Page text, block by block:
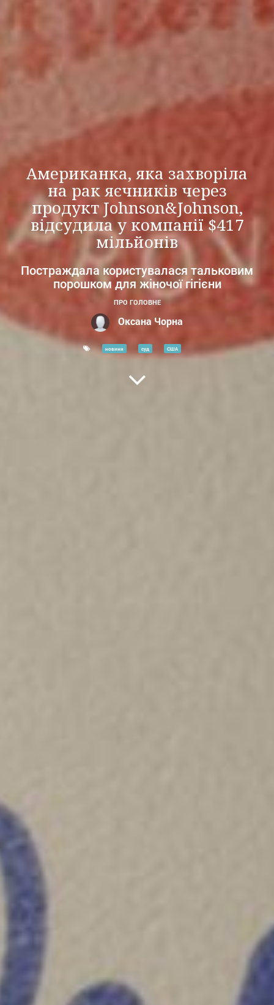
Американка, яка захворіла
на рак яєчників через
продукт Johnson&Johnson,
відсудила у компанії $417
мільйонів
Постраждала користувалася тальковим
порошком для жіночої гігієни
ПРО ГОЛОВНЕ
Оксана Чорна
новини суд США